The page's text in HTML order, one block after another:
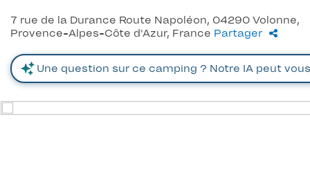
7 rue de la Durance Route Napoléon, 04290 Volonne,
Provence-Alpes-Côte d'Azur, France Partager